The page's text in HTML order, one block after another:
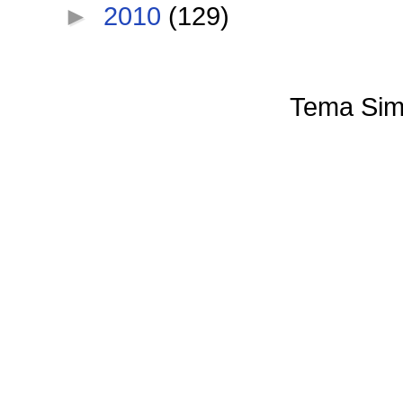
► 2010 (129)
Tema